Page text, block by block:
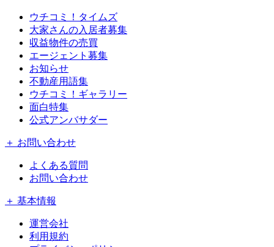
ウチコミ！タイムズ
大家さんの入居者募集
収益物件の売買
エージェント募集
お知らせ
不動産用語集
ウチコミ！ギャラリー
面白特集
公式アンバサダー
＋ お問い合わせ
よくある質問
お問い合わせ
＋ 基本情報
運営会社
利用規約